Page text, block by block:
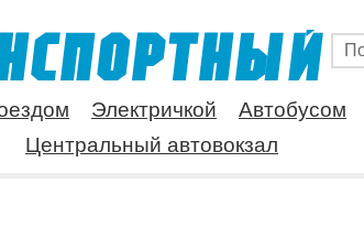
Электричкой Автобусом
Центральный автовокзал